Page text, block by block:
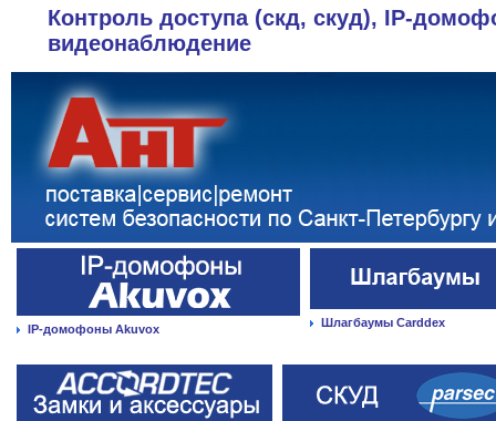
Контроль доступа (скд, скуд), IP-
видеонаблюдение
IP-домофоны Akuvox Шлагбаумы Carddex